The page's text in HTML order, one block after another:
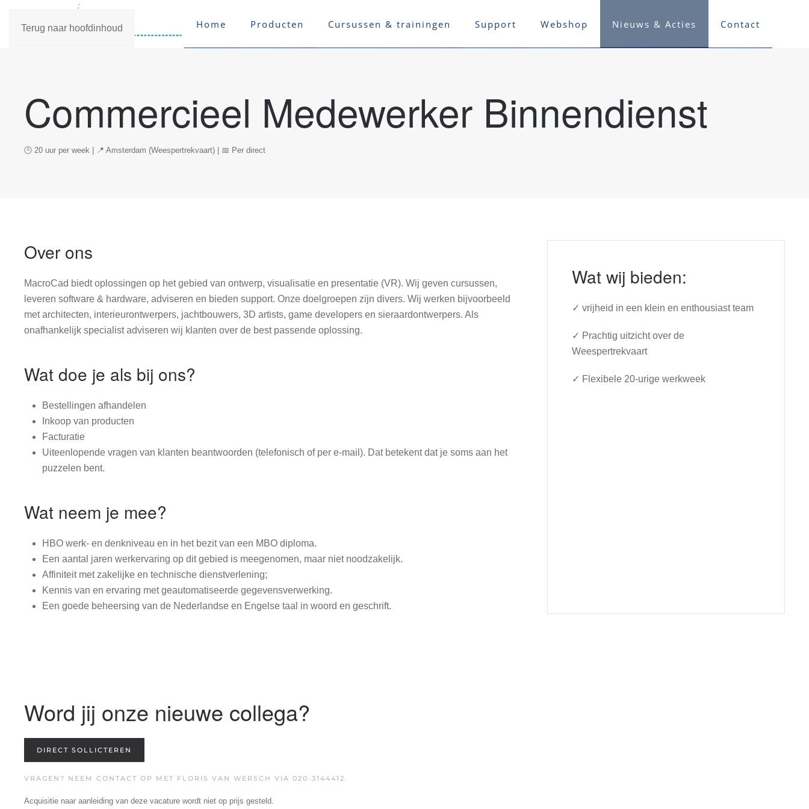
Terug naar hoofdinhoud Home Producten Cursussen & trainingen Support Webshop Nieuws & Acties Contact
Commercieel Medewerker Binnendienst
🕒 20 uur per week | 📍 Amsterdam (Weespertrekvaart) | 📅 Per direct
Over ons
MacroCad biedt oplossingen op het gebied van ontwerp, visualisatie en presentatie (VR). Wij geven cursussen,
leveren software & hardware, adviseren en bieden support. Onze doelgroepen zijn divers. Wij werken bijvoorbeeld
met architecten, interieurontwerpers, jachtbouwers, 3D artists, game developers en sieraardontwerpers. Als
onafhankelijk specialist adviseren wij klanten over de best passende oplossing.
Wat doe je als bij ons?
Bestellingen afhandelen
Inkoop van producten
Facturatie
Uiteenlopende vragen van klanten beantwoorden (telefonisch of per e-mail). Dat betekent dat je soms aan het
puzzelen bent.
Wat neem je mee?
HBO werk- en denkniveau en in het bezit van een MBO diploma.
Een aantal jaren werkervaring op dit gebied is meegenomen, maar niet noodzakelijk.
Affiniteit met zakelijke en technische dienstverlening;
Kennis van en ervaring met geautomatiseerde gegevensverwerking.
Een goede beheersing van de Nederlandse en Engelse taal in woord en geschrift.
Wat wij bieden:
✓ vrijheid in een klein en enthousiast team
✓ Prachtig uitzicht over de
Weespertrekvaart
✓ Flexibele 20-urige werkweek
Word jij onze nieuwe collega?
DIRECT SOLLICTEREN
VRAGEN? NEEM CONTACT OP MET FLORIS VAN WERSCH VIA 020-3144412.
Acquisitie naar aanleiding van deze vacature wordt niet op prijs gesteld.